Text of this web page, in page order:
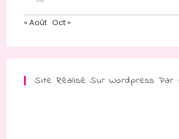
« Août Oct »
Site Réalisé Sur Wordpress Par :